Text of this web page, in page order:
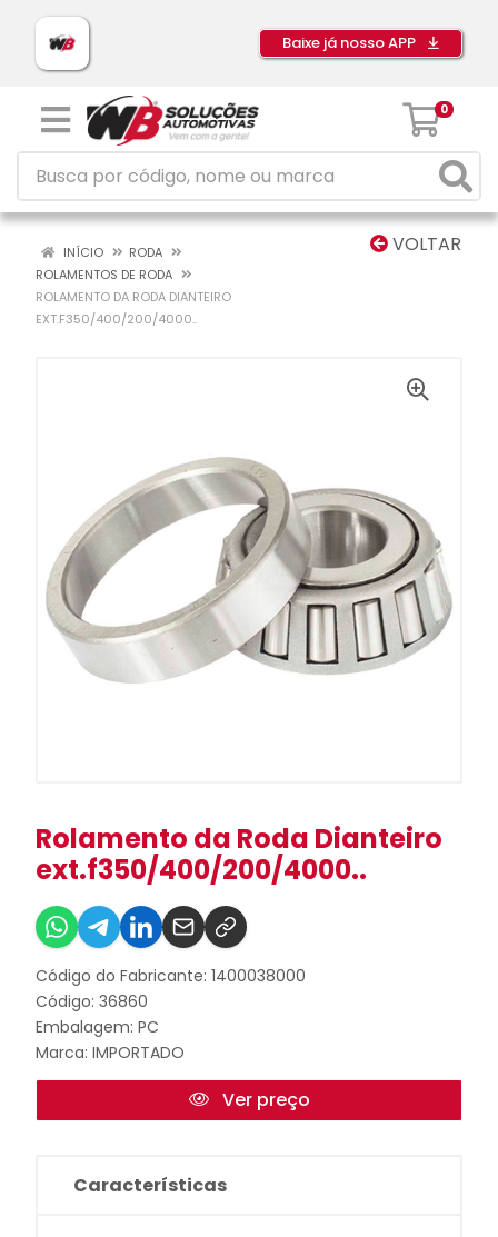
Baixe já nosso APP
0
VOLTAR
INÍCIO
RODA
ROLAMENTOS DE RODA
ROLAMENTO DA RODA DIANTEIRO
EXT.F350/400/200/4000..
Rolamento da Roda Dianteiro
ext.f350/400/200/4000..
Código do Fabricante: 1400038000
Código: 36860
Embalagem: PC
Marca: IMPORTADO
Ver preço
Características